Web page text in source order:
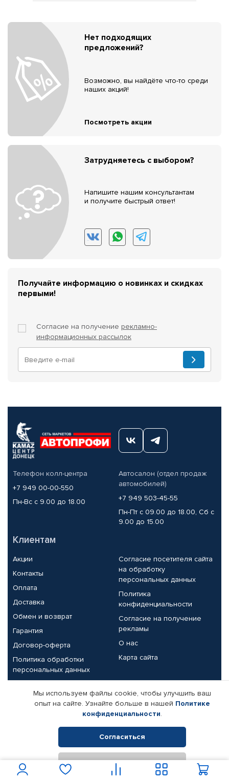
Нет подходящих
предложений?
Возможно, вы найдёте что-то среди
наших акций!
Посмотреть акции
Затрудняетесь с выбором?
Напишите нашим консультантам
и получите быстрый ответ!
Получайте информацию о новинках и скидках
первыми!
Согласие на получение рекламно-
информационных рассылок
Телефон колл-центра
+7 949 00-00-550
Пн-Вс с 9.00 до 18.00
Автосалон (отдел продаж
автомобилей)
+7 949 503-45-55
Пн-Пт с 09.00 до 18.00, Сб с
9.00 до 15.00
Клиентам
Акции
Контакты
Оплата
Доставка
Обмен и возврат
Гарантия
Договор-оферта
Политика обработки
персональных данных
Согласие посетителя сайта
на обработку
персональных данных
Политика
конфиденциальности
Согласие на получение
рекламы
О нас
Карта сайта
Партнерам
Корпоративным клиентам
Поставщикам
Реквизиты компании
© КАМАЗ ЦЕНТР ДОНЕЦК, 2015-2026. Все права защищены.
Интернет-магазин автомобильных товаров Автопрофи.
Мы используем файлы cookie, чтобы улучшить ваш
опыт на сайте. Узнайте больше в нашей Политике
конфиденциальности.
Согласиться
Отклонить